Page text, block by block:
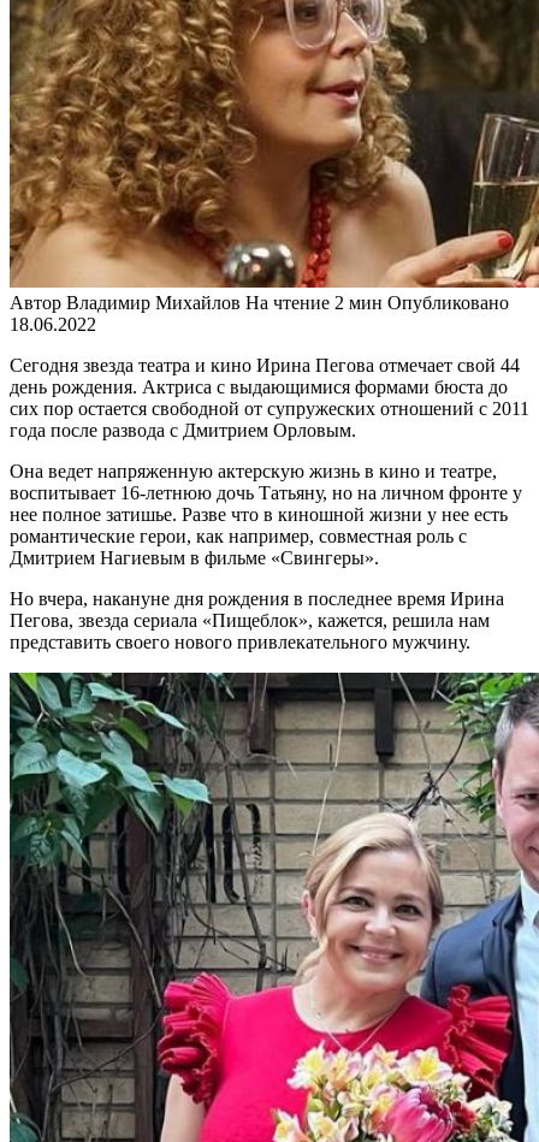
Автор Владимир Михайлов На чтение 2 мин Опубликовано
18.06.2022
Сегодня звезда театра и кино Ирина Пегова отмечает свой 44
день рождения. Актриса с выдающимися формами бюста до
сих пор остается свободной от супружеских отношений с 2011
года после развода с Дмитрием Орловым.
Она ведет напряженную актерскую жизнь в кино и театре,
воспитывает 16-летнюю дочь Татьяну, но на личном фронте у
нее полное затишье. Разве что в киношной жизни у нее есть
романтические герои, как например, совместная роль с
Дмитрием Нагиевым в фильме «Свингеры».
Но вчера, накануне дня рождения в последнее время Ирина
Пегова, звезда сериала «Пищеблок», кажется, решила нам
представить своего нового привлекательного мужчину.